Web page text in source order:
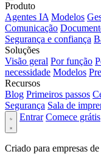
Produto
Agentes IA Modelos
Comunicação
Segurança e confiança
Soluções
Visão geral Por função
necessidade Modelos
Recursos
Blog Primeiros passos
Segurança Sala de
Entrar Comece grátis
Criado para empresas